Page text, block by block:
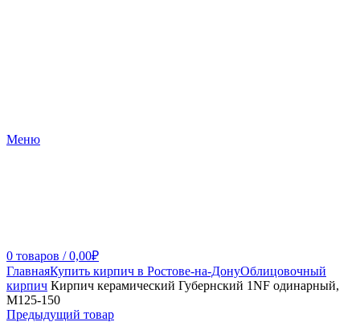
Меню
0 товаров / 0,00₽
ГлавнаяКупить кирпич в Ростове-на-ДонуОблицовочный
кирпич Кирпич керамический Губернский 1NF одинарный,
М125-150
Предыдущий товар